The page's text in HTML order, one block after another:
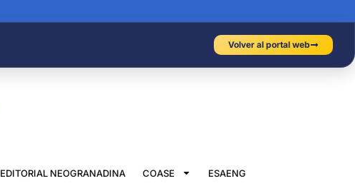
Volver al portal web
EDITORIAL NEOGRANADINA COASE ESAENG